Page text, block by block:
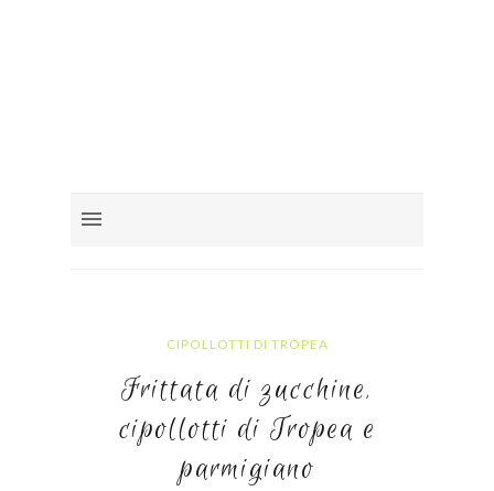
CIPOLLOTTI DI TROPEA
Frittata di zucchine,
cipollotti di Tropea e
parmigiano